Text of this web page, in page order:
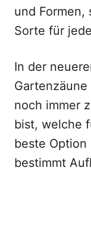
und Formen,
Sorte für
In der
noch immer
bist, welche
beste
bestimmt